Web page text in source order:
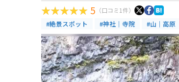
5 （口コミ1件）
#絶景スポット #神社｜寺院 #山｜高原